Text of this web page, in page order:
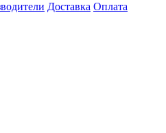
Доставка Оплата